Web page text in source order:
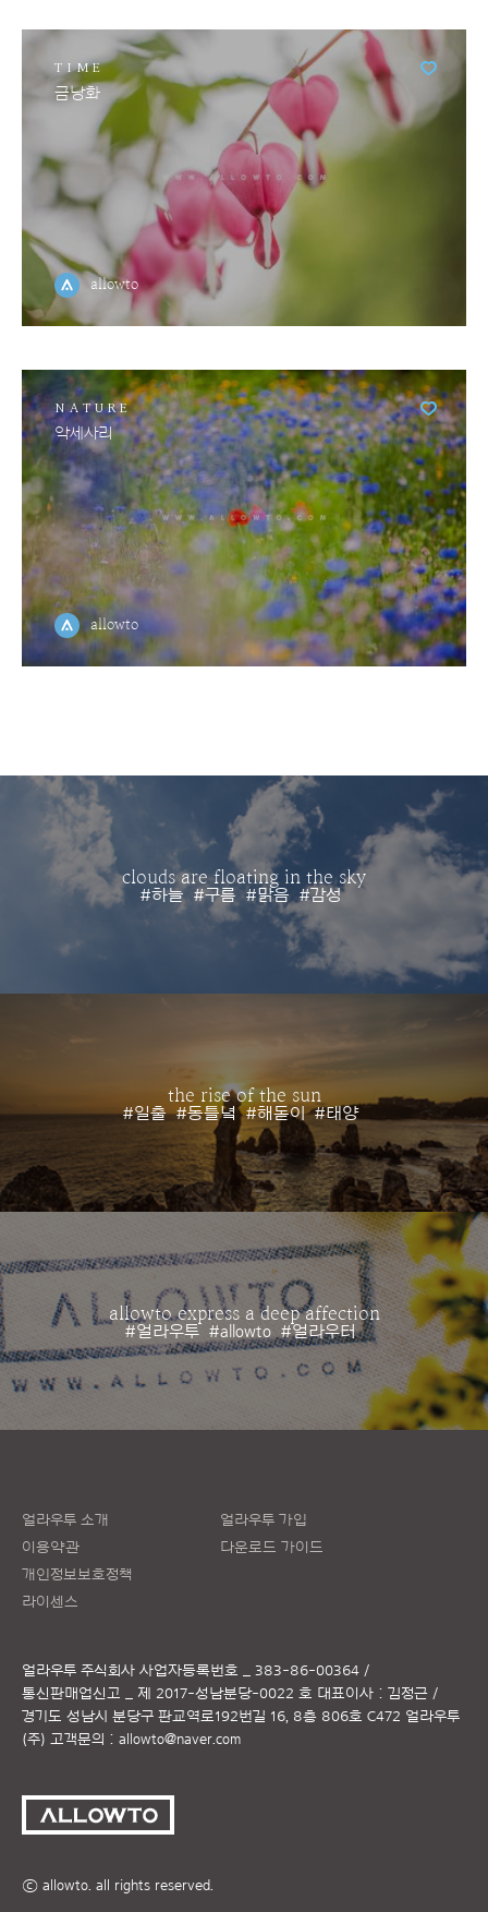
TIME
금낭화
allowto
NATURE
악세사리
allowto
clouds are floating in the sky
#하늘 #구름 #맑음 #감성
the rise of the sun
#일출 #동틀녘 #해돋이 #태양
allowto express a deep affection
#얼라우투 #allowto #얼라우터
얼라우투 소개
이용약관
개인정보보호정책
라이센스
얼라우투 가입
다운로드 가이드
얼라우투 주식회사 사업자등록번호 _ 383-86-00364 /
통신판매업신고 _ 제 2017-성남분당-0022 호 대표이사 : 김정근 /
경기도 성남시 분당구 판교역로192번길 16, 8층 806호 C472 얼라우투
(주) 고객문의 : allowto@naver.com
ⓒ allowto. all rights reserved.